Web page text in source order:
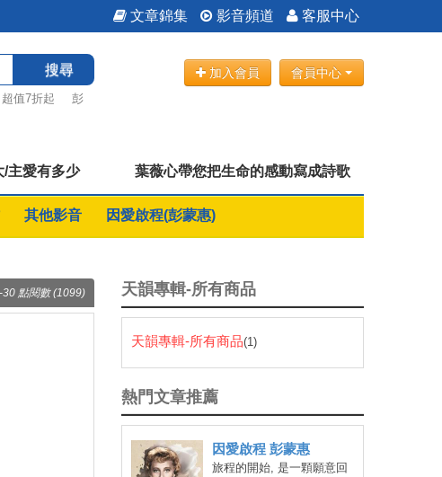
文章錦集 影音頻道 客服中心
搜尋
值7折起
彭
加入會員 會員中心
/主愛有多少 葉薇心帶您把生命的感動寫成詩歌
其他影音 因愛啟程(彭蒙惠)
點閱數 (1099) 天韻專輯-所有商品
天韻專輯-所有商品(1)
熱門文章推薦
因愛啟程 彭蒙惠
旅程的開始, 是一顆願意回